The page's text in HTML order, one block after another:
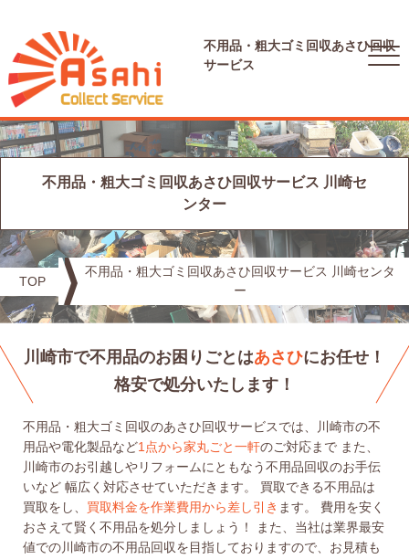
不用品・粗大ゴミ回収あさひ回収
サービス
不用品・粗大ゴミ回収あさひ回収サービス 川崎セ
ンター
TOP
不用品・粗大ゴミ回収あさひ回収サービス 川崎センタ
ー
川崎市で不用品のお困りごとはあさひにお任せ！
格安で処分いたします！
不用品・粗大ゴミ回収のあさひ回収サービスでは、川崎市の不
用品や電化製品など1点から家丸ごと一軒のご対応まで また、
川崎市のお引越しやリフォームにともなう不用品回収のお手伝
いなど 幅広く対応させていただきます。
買取できる不用品は
買取をし、 買取料金を作業費用から差し引き ます。
費用を安く
おさえて賢く不用品を処分しましょう！
また、当社は業界最安
値での川崎市の不用品回収を目指しておりますので、お見積も